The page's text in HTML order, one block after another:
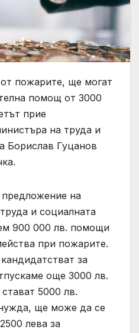
пожарите, ще могат
помощ от 3000
прие
на труда и
Борислав Гуцанов
на
и социалната
900 000 лв. помощи
при пожарите.
за
още 3000 лв.
5000 лв.
ще може да се
лева за